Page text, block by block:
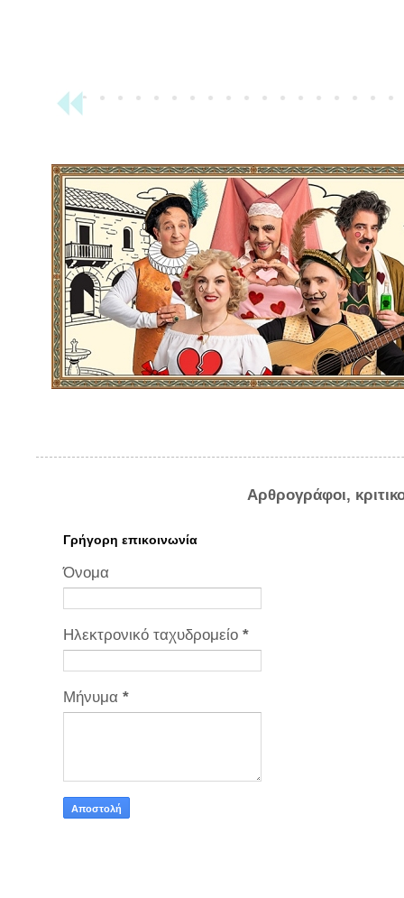
Αρθρογράφοι,
Γρήγορη επικοινωνία
Όνομα
Ηλεκτρονικό ταχυδρομείο *
Μήνυμα *